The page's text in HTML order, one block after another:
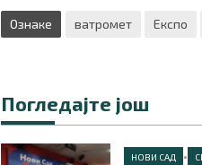
Ознаке ватромет Експо
Погледајте још
НОВИ САД •